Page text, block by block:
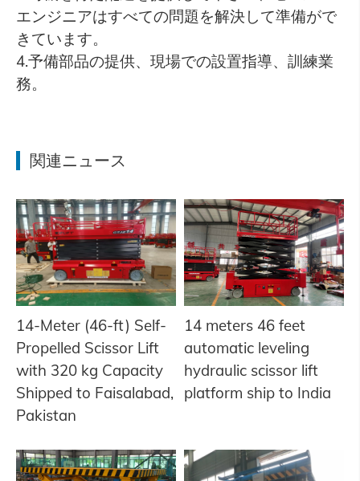
エンジニアはすべての問題を解決して準備がで
きています。
4.予備部品の提供、現場での設置指導、訓練業
務。
関連ニュース
14-Meter (46-ft) Self-
Propelled Scissor Lift
with 320 kg Capacity
Shipped to Faisalabad,
Pakistan
14 meters 46 feet
automatic leveling
hydraulic scissor lift
platform ship to India